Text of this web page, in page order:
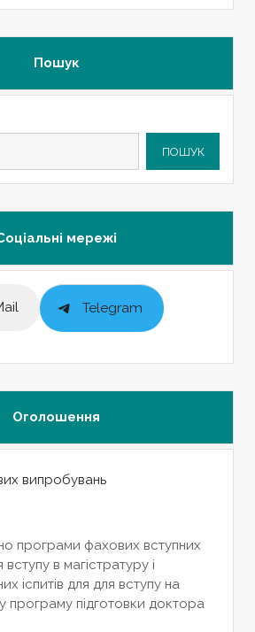
Пошук
ПОШУК
мережі
Telegram
Оголошення
випробувань
програми фахових вступних
в магістратуру і
іспитів для для вступу на
програму підготовки доктора